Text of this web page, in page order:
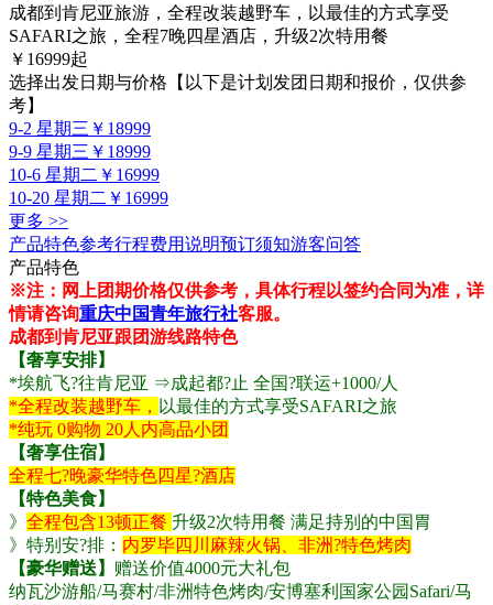
成都到肯尼亚旅游，全程改装越野车，以最佳的方式享受
SAFARI之旅，全程7晚四星酒店，升级2次特用餐
￥ 16999起
选择出发日期与价格 【以下是计划发团日期和报价，仅供参
考】
9-2 星期三 ￥18999
9-9 星期三 ￥18999
10-6 星期二 ￥16999
10-20 星期二 ￥16999
更多 >>
产品特色参考行程费用说明预订须知游客问答
产品特色
※注：网上团期价格仅供参考，具体行程以签约合同为准，详
情请咨询重庆中国青年旅行社客服。
成都到肯尼亚跟团游线路特色
【奢享安排】
*埃航飞?往肯尼亚 ⇒成起都?止 全国?联运+1000/人
*全程改装越野车， 以最佳的方式享受SAFARI之旅
*纯玩 0购物 20人内高品小团
【奢享住宿】
全程七?晚豪华特色四星?酒店
【特色美食】
》 全程包含13顿正餐 升级2次特用餐 满足持别的中国胃
》特别安?排： 内罗毕四川麻辣火锅、非洲?特色烤肉
【豪华赠送】 赠送价值4000元大礼包
纳瓦沙游船/马赛村/非洲特色烤肉/安博塞利国家公园Safari/马